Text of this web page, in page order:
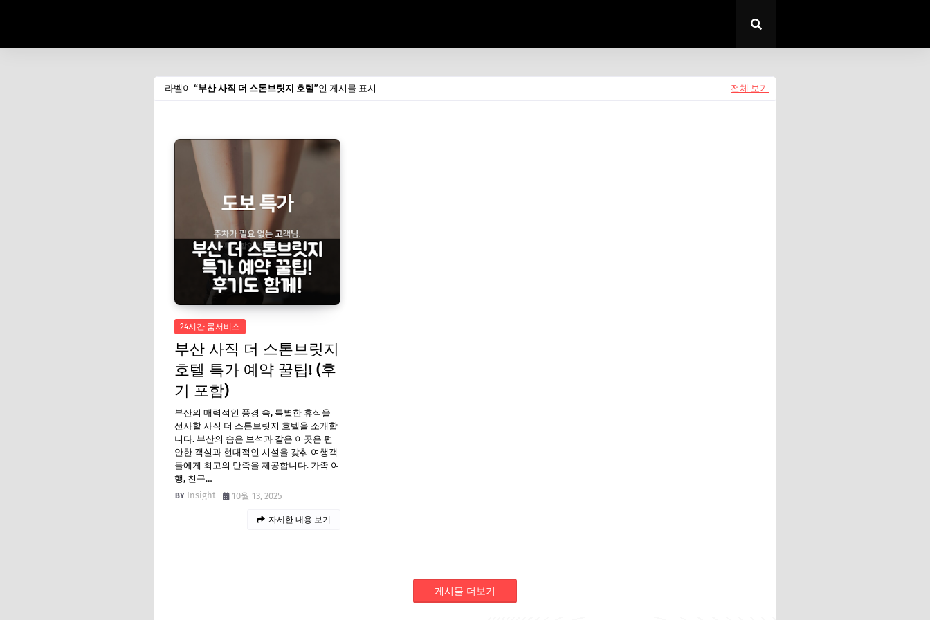
라벨이 부산 사직 더 스톤브릿지 호텔 인 게시물 표시 전체 보기
24시간 룸서비스
부산 사직 더 스톤브릿지
호텔 특가 예약 꿀팁! (후
기 포함)
부산의 매력적인 풍경 속, 특별한 휴식을
선사할 사직 더 스톤브릿지 호텔을 소개합
니다. 부산의 숨은 보석과 같은 이곳은 편
안한 객실과 현대적인 시설을 갖춰 여행객
들에게 최고의 만족을 제공합니다. 가족 여
행, 친구…
Insight
10월 13, 2025
자세한 내용 보기
게시물 더보기